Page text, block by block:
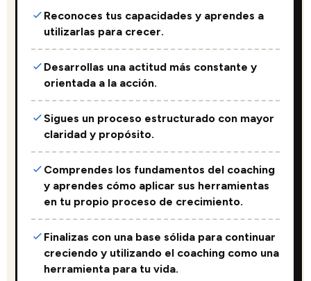
Reconoces tus capacidades y aprendes a
utilizarlas para crecer.
Desarrollas una actitud más constante y
orientada a la acción.
Sigues un proceso estructurado con mayor
claridad y propósito.
Comprendes los fundamentos del coaching
y aprendes cómo aplicar sus herramientas
en tu propio proceso de crecimiento.
Finalizas con una base sólida para continuar
creciendo y utilizando el coaching como una
herramienta para tu vida.